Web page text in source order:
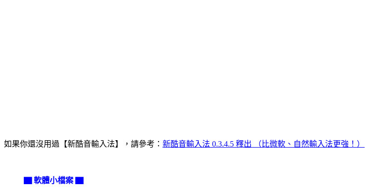
如果你還沒用過【新酷音輸入法】，請參考： 新酷音輸入法 0.3.4.5 釋出 （比微軟、自然輸入法更強！）
▇ 軟體小檔案 ▇